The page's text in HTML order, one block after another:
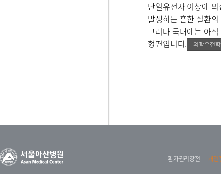
단일유전자 이상에
발생하는 흔한 질환
그러나 국내에는 아
형편입니다.
의학유전
환자권리장전 개인